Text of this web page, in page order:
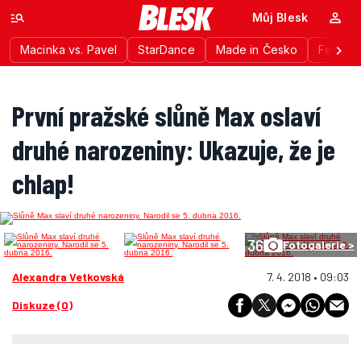
Macinka vs. Pavel StarDance Made in Česko
Můj Blesk
První pražské slůně Max oslaví
druhé narozeniny: Ukazuje, že je
chlap!
36 Fotogalerie >
Alexandra Vetkovská 7. 4. 2018 • 09:03
Diskuze (0)